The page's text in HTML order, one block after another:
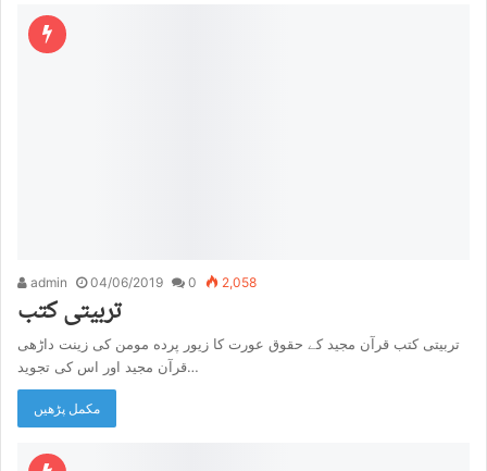
admin 04/06/2019 0 2,058
تربیتی کتب
تربیتی کتب قرآن مجید کے حقوق عورت کا زیور پرده مومن کی زینت داڑھی
قرآن مجید اور اس کی تجوید…
مکمل پڑھیں